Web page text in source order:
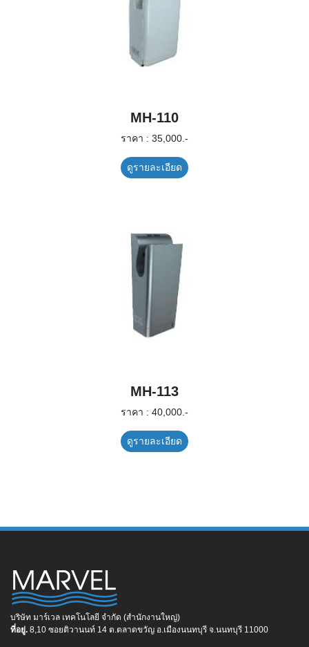
MH-110
ราคา : 35,000.-
ดูรายละเอียด
MH-113
ราคา : 40,000.-
ดูรายละเอียด
บริษัท มาร์เวล เทคโนโลยี จำกัด (สำนักงานใหญ่)
ที่อยู่. 8,10 ซอยติวานนท์ 14 ต.ตลาดขวัญ อ.เมืองนนทบุรี จ.นนทบุรี 11000